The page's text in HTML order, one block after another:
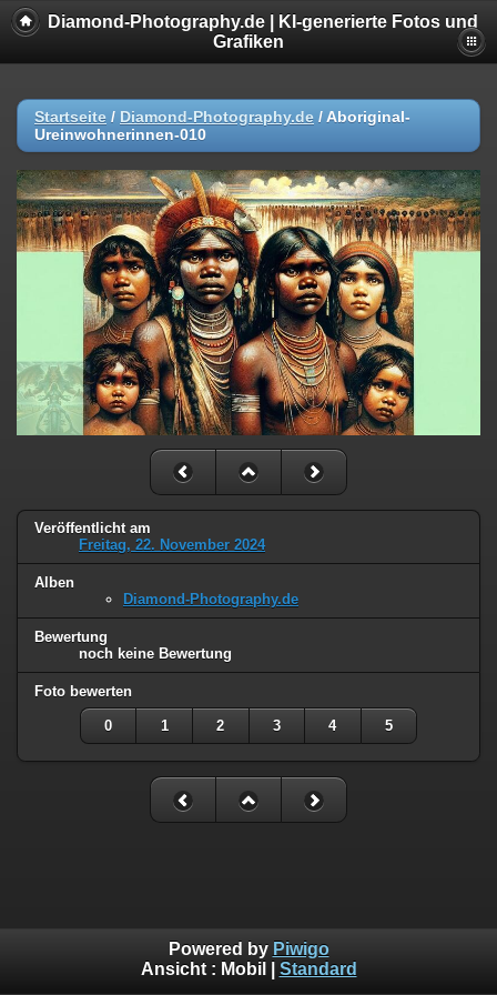
Diamond-Photography.de | KI-generierte Fotos und
Grafiken
Startseite / Diamond-Photography.de / Aboriginal-
Ureinwohnerinnen-010
Veröffentlicht am
Freitag, 22. November 2024
Alben
Diamond-Photography.de
Bewertung
noch keine Bewertung
Foto bewerten
0 1 2 3 4 5
Powered by Piwigo
Ansicht : Mobil Standard